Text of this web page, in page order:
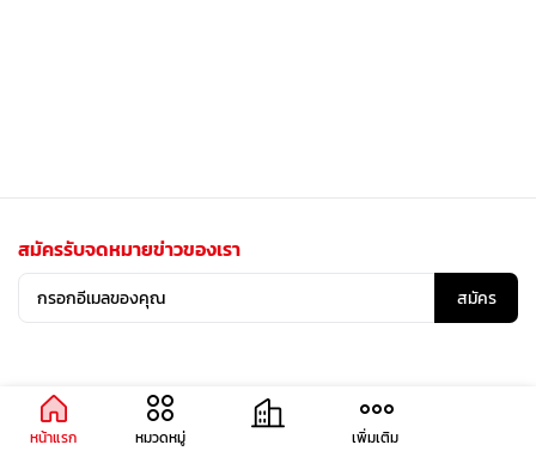
สมัครรับจดหมายข่าวของเรา
สมัคร
หน้าแรก หมวดหมู่ เพิ่มเติม